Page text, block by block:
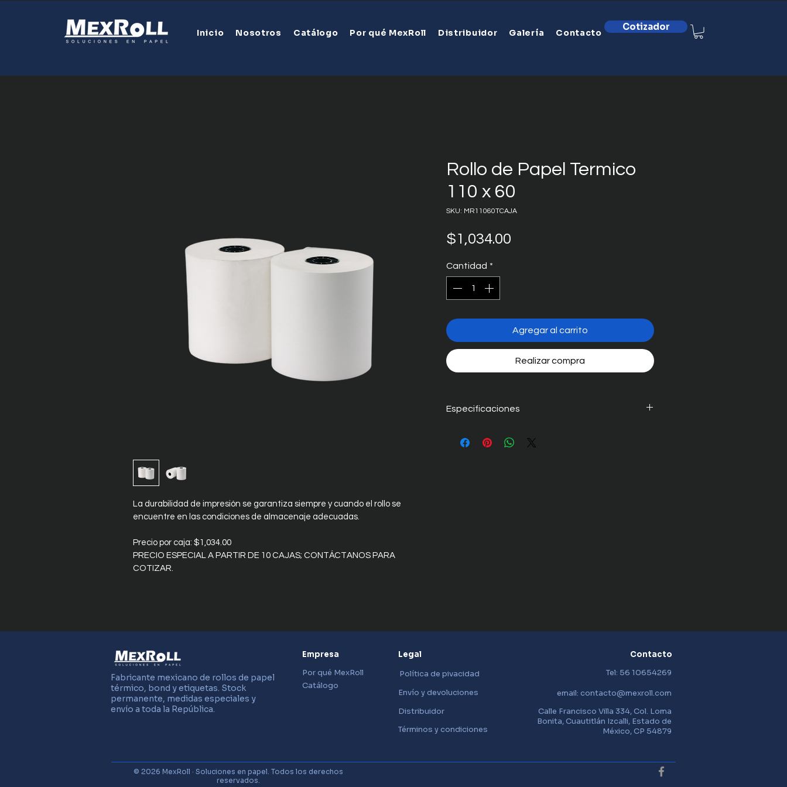
Inicio Nosotros Catálogo Por qué MexRoll Distribuidor Galería Contacto
Cotizador
La durabilidad de impresión se garantiza siempre y cuando el rollo se
encuentre en las condiciones de almacenaje adecuadas.
Precio por caja: $1,034.00
PRECIO ESPECIAL A PARTIR DE 10 CAJAS; CONTÁCTANOS PARA
COTIZAR.
Rollo de Papel Termico
110 x 60
SKU: MR11060TCAJA
$1,034.00
Cantidad *
Agregar al carrito
Realizar compra
Especificaciones
Piezas por caja
Caja de cartón color
Entrega inmediata Sí
MR11060TCAJA
Fabricante mexicano de rollos de papel
térmico, bond y etiquetas. Stock
permanente, medidas especiales y
envío a toda la República.
Catálogo
Empresa
Por qué MexRoll
Legal
Política de pivacidad
Envío y devoluciones
Distribuidor
Términos y condiciones
Contacto
Tel: 56 10654269
email: contacto@mexroll.com
Calle Francisco Villa 334, Col. Loma
Bonita, Cuautitlán Izcalli, Estado de
México, CP 54879
© 2026 MexRoll · Soluciones en papel. Todos los derechos
reservados.